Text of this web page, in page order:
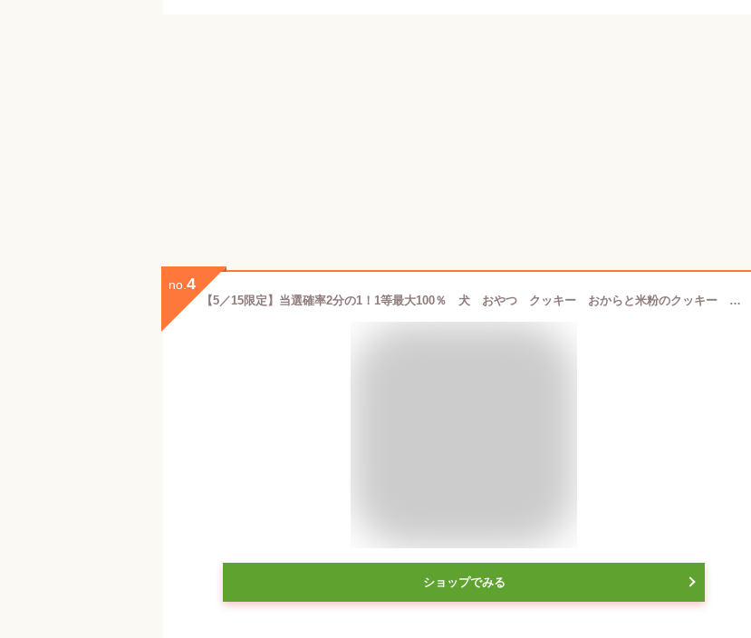
no. 4
【5／15限定】当選確率2分の1！1等最大100％ 犬 おやつ クッキー おからと米粉のクッキー 国産蜂蜜入り 60g 無添加 無着色 国産 ハンドメイド
ショップでみる